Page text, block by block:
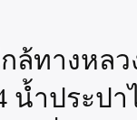
ล้ทางหลว
น้ำประป